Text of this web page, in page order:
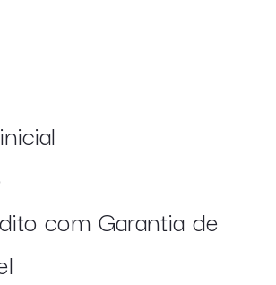
com Garantia de